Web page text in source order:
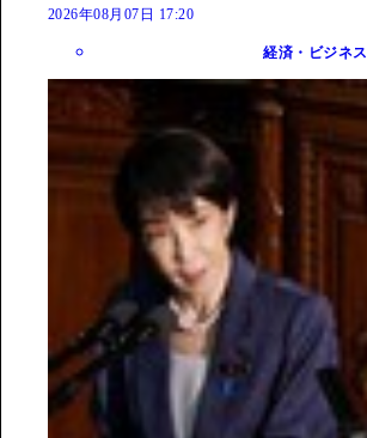
2026年08月07日 17:20
経済・ビジネス